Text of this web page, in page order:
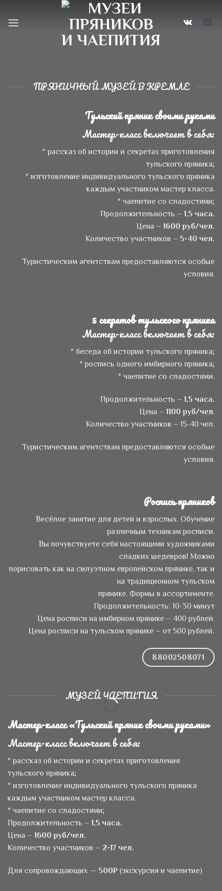
ПРЯНИЧНЫЙ МУЗЕЙ В КРЕМЛЕ
Тульский пряник своими руками
Мастер-класс включает в себя:
* рассказ об истории и секретах приготовления
тульского пряника;
* изготовление индивидуального тульского пряника
каждым участником мастер класса.
* чаепитие со сладостями;
Продолжительность – 1,5 часа.
Цена – 1600 руб/чел.
Количество участников – 5-40 чел.
Туристическим агентствам предоставляются особые
условия.
5 секретов тульского пряника
Мастер-класс включает в себя:
* беседа об истории тульского пряника;
* роспись одного имбирного пряника;
* чаепитие со сладостями.
Продолжительность – 1,5 часа.
Цена – 1100 руб/чел.
Количество участников – 15-40 чел.
Туристическим агентствам предоставляются особые
условия.
Роспись пряников
Весёлое занятие для детей и взрослых. Обучение
различным техникам росписи.
Вы почувствуете себя настоящими художниками
сладких шедевров! Можно
порисовать как на силуэтном европейском прянике, так и
на традиционном тульском
прянике. Формы в ассортименте.
Продолжительность: 10-30 минут
Цена росписи на имбирном прянике – 400 рублей.
Цена росписи на тульском прянике – от 500 рублей.
88002508071
МУЗЕЙ ЧАЕПИТИЯ
Мастер-класс «Тульский пряник своими руками»
Мастер-класс включает в себя:
* рассказ об истории и секретах приготовления
тульского пряника;
* изготовление индивидуального тульского пряника
каждым участником мастер класса.
* чаепитие со сладостями;
Продолжительность – 1,5 часа.
Цена – 1600 руб/чел.
Количество участников – 2-17 чел.
Для сопровождающих — 500₽ (экскурсия и чаепитие)